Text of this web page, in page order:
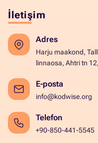
İletişim
Adres
Harju maakond,
linnaosa, Ahtri tn
E-posta
info@kodwise.org
Telefon
+90-850-441-5545